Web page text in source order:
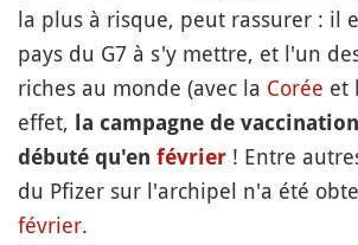
la plus à risque, peut rassurer : il
pays du G7 à s'y mettre, et l'un
riches au monde (avec la Corée et
effet, la campagne de
débuté qu'en février ! Entre
du Pfizer sur l'archipel n'a été
février.